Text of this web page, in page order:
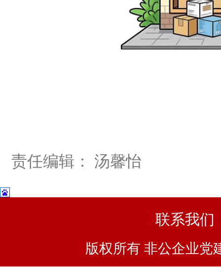
责任编辑： 汤馨怡
联系我们
版权所有 非公企业党